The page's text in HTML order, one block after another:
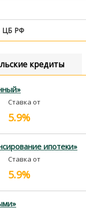
ЦБ РФ
кредиты
Ставка от
5.9%
ипотеки»
Ставка от
5.9%